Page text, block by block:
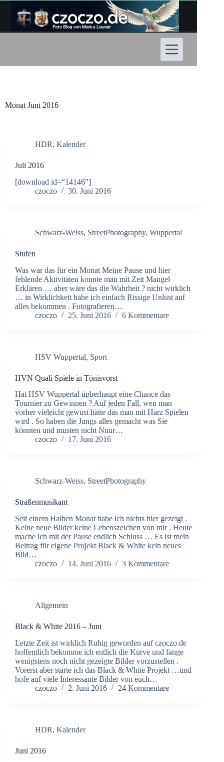
Inhalt
springen
Monat Juni 2016
HDR, Kalender
Juli 2016
[download id=“14146″]
czoczo
30. Juni 2016
Schwarz-Weiss, StreetPhotography, Wuppertal
Stufen
Was war das für ein Monat Meine Pause und hier
fehlende Aktivitäten konnte man mit Zeit Mangel
Erklären … aber wäre das die Wahrheit ? nicht wirklich
… in Wirklichkeit habe ich einfach Rissige Unlust auf
alles bekommen . Fotografieren…
czoczo
25. Juni 2016 6 Kommentare
HSV Wuppertal, Sport
HVN Quali Spiele in Tönisvorst
Hat HSV Wuppertal üpberhaupt eine Chance das
Tournier zu Gewinnen ? Auf jeden Fall, wen man
vorher vieleicht gewust hätte das man mit Harz Spielen
wird . So haben die Jungs alles gemacht was Sie
könnten und musten nicht Nnur…
czoczo
17. Juni 2016
Schwarz-Weiss, StreetPhotography
Straßenmusikant
Seit einem Halben Monat habe ich nichts hier gezeigt .
Keine neue Bilder keine Lebenszeichen von mir . Heute
mache ich mit der Pause endlich Schluss … Es ist mein
Beitrag für eigene Projekt Black & White kein neues
Bild…
czoczo
14. Juni 2016 3 Kommentare
Allgemein
Black & White 2016 – Juni
Letzte Zeit ist wirklich Ruhig geworden auf czoczo.de
hoffentlich bekomme ich entlich die Kurve und fange
wenigstens noch nicht gezeigte Bilder vorzustellen .
Vorerst aber starte ich das Black & White Projekt …und
hofe auf viele Interessante Bilder von euch…
czoczo
2. Juni 2016 24 Kommentare
HDR, Kalender
Juni 2016